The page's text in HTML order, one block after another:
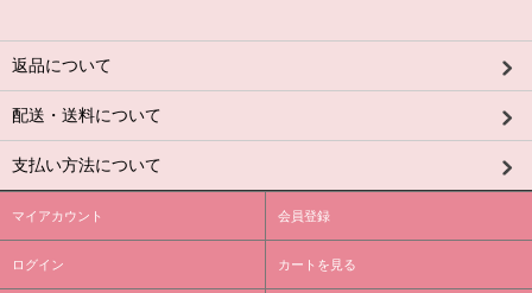
返品について
配送・送料について
支払い方法について
マイアカウント 会員登録
ログイン カートを見る